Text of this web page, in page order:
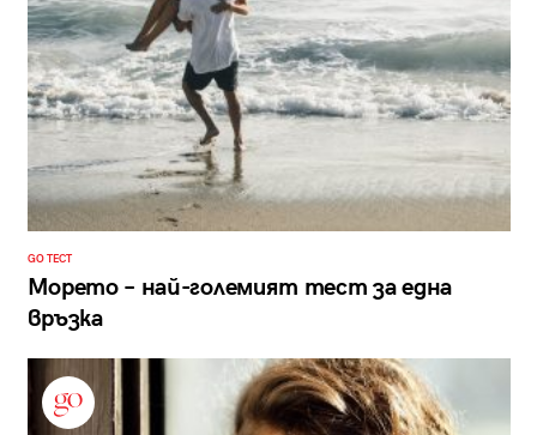
GO ТЕСТ
Морето – най-големият тест за една
връзка